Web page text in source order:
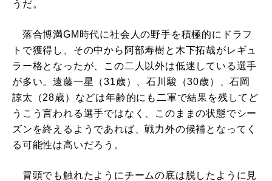
うだ。
落合博満GM時代に社会人の野手を積極的にドラフ
トで獲得し、その中から阿部寿樹と木下拓哉がレギュ
ラー格となったが、この二人以外は低迷している選手
が多い。遠藤一星（31歳）、石川駿（30歳）、石岡
諒太（28歳）などは年齢的にも二軍で結果を残してど
うこう言われる選手ではなく、このままの状態でシー
ズンを終えるようであれば、戦力外の候補となってく
る可能性は高いだろう。
冒頭でも触れたようにチームの底は脱したように見